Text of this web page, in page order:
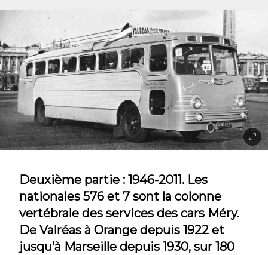
Deuxième partie : 1946-2011. Les
nationales 576 et 7 sont la colonne
vertébrale des services des cars Méry.
De Valréas à Orange depuis 1922 et
jusqu’à Marseille depuis 1930, sur 180